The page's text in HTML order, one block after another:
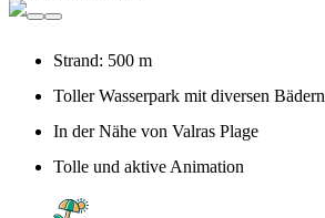
Strand: 500 m
Toller Wasserpark mit diversen Bädern
In der Nähe von Valras Plage
Tolle und aktive Animation